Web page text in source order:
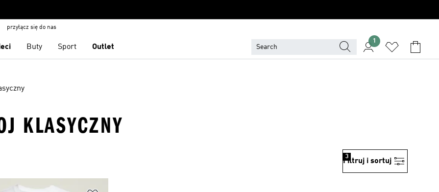
przyłącz się do nas
Buty Sport Outlet
1
KLASYCZNY
Filtruj i sortuj
3